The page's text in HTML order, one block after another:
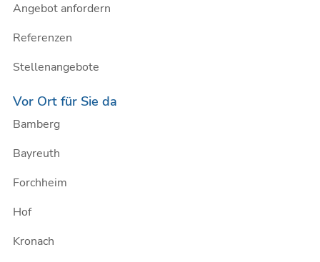
Angebot anfordern
Referenzen
Stellenangebote
Vor Ort für Sie da
Bamberg
Bayreuth
Forchheim
Hof
Kronach